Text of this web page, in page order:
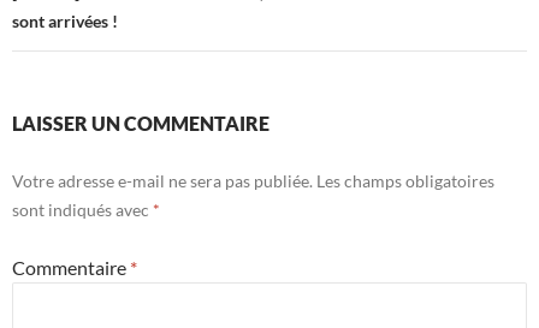
sont arrivées !
LAISSER UN COMMENTAIRE
Votre adresse e-mail ne sera pas publiée. Les champs obligatoires
sont indiqués avec *
Commentaire *